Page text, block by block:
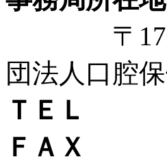
〒170-
団法人口腔
ＴＥＬ
03-
ＦＡＸ
03-